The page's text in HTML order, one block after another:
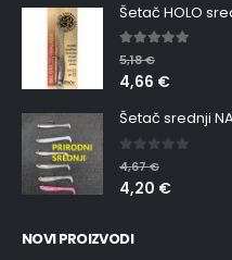
5.00out of 5
5,18€
4,66 €
0 out of 5
4,67€
4,20 €
NOVI PROIZVODI